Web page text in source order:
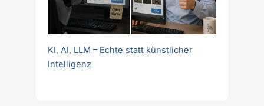
KI, AI, LLM – Echte statt künstlicher
Intelligenz